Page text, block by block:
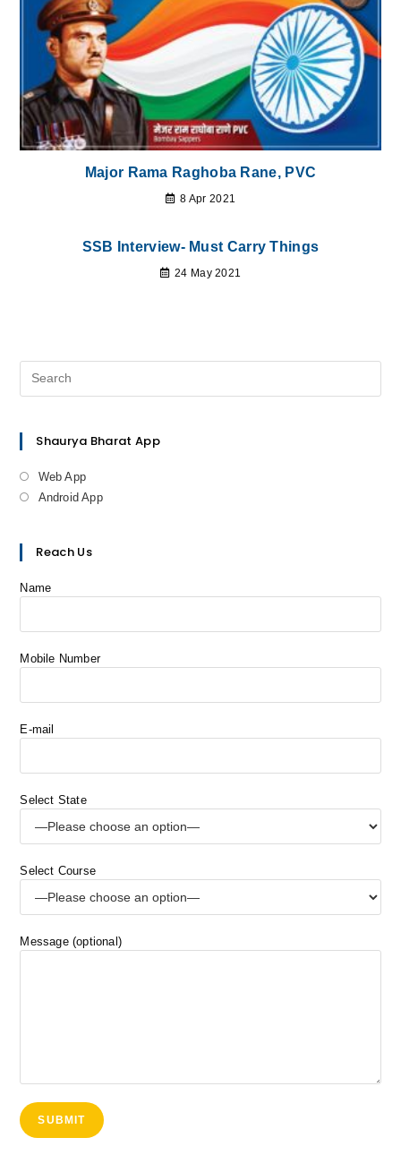
Major Rama Raghoba Rane, PVC
8 Apr 2021
SSB Interview- Must Carry Things
24 May 2021
Shaurya Bharat App
Web App
Android App
Reach Us
Name
Mobile Number
E-mail
Select State
Select Course
Message (optional)